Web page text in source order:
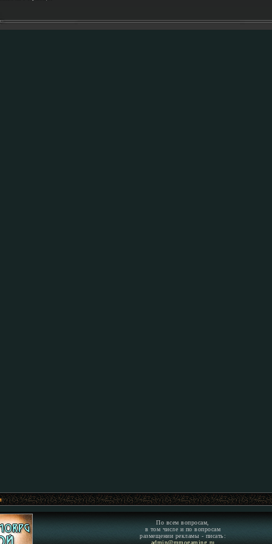
По всем вопросам,
в том числе и по вопросам
размещении рекламы - писать:
admin@mmogaming.ru